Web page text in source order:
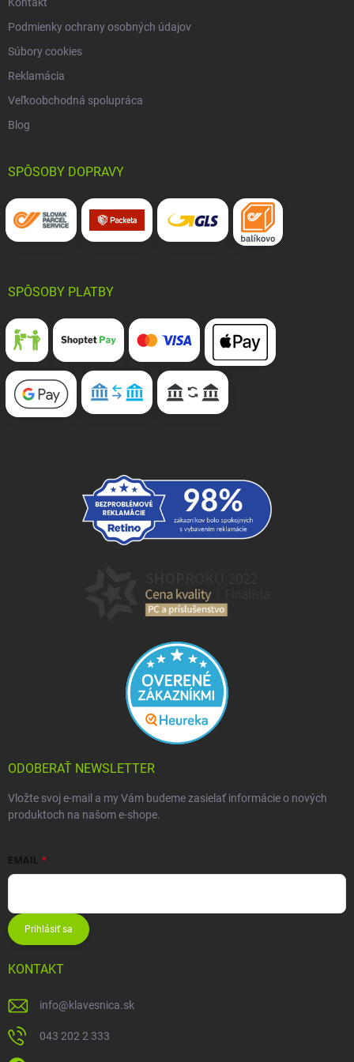
Podmienky ochrany osobných údajov
Súbory cookies
Reklamácia
Veľkoobchodná spolupráca
Blog
SPÔSOBY DOPRAVY
SPÔSOBY PLATBY
ODOBERAŤ NEWSLETTER
Vložte svoj e-mail a my Vám budeme zasielať informácie o nových
produktoch na našom e-shope.
EMAIL
Prihlásiť sa
KONTAKT
info@klavesnica.sk
043 202 2 333